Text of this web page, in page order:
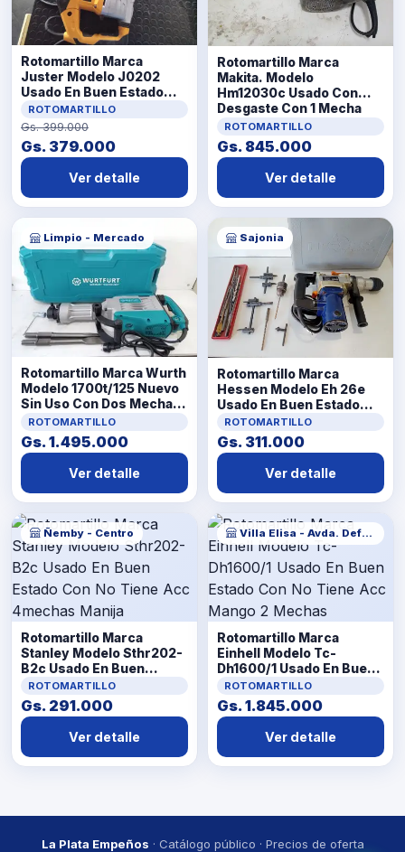
Rotomartillo Marca
Juster Modelo J0202
Usado En Buen Estado
Con No Tiene Acc Mecha
ROTOMARTILLO
Gs. 399.000
Gs. 379.000
Ver detalle
Rotomartillo Marca
Makita. Modelo
Hm12030c Usado Con
Desgaste Con 1 Mecha
Acc No Tiene
ROTOMARTILLO
Gs. 845.000
Ver detalle
Limpio - Mercado
Rotomartillo Marca Wurth
Modelo 1700t/125 Nuevo
Sin Uso Con Dos Mechas
Acc Llave
ROTOMARTILLO
Gs. 1.495.000
Ver detalle
Sajonia
Rotomartillo Marca
Hessen Modelo Eh 26e
Usado En Buen Estado
Con No Tiene Acc En
MaletinMechas Y
LlaveManija
ROTOMARTILLO
Gs. 311.000
Ver detalle
Ñemby - Centro
Rotomartillo Marca
Stanley Modelo Sthr202-
B2c Usado En Buen
Estado Con No Tiene Acc
4mechas Manija
ROTOMARTILLO
Gs. 291.000
Ver detalle
Villa Elisa - Avda. Defensores del chaco
Rotomartillo Marca
Einhell Modelo Tc-
Dh1600/1 Usado En Buen
Estado Con No Tiene Acc
Mango 2 Mechas
ROTOMARTILLO
Gs. 1.845.000
Ver detalle
La Plata Empeños · Catálogo público · Precios de oferta